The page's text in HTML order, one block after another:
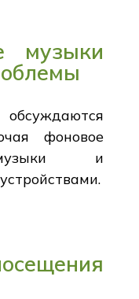
музыки
фоновое
музыки и